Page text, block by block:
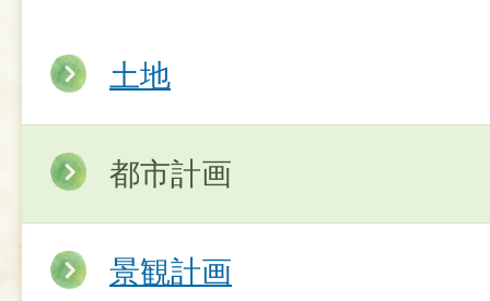
土地
都市計画
景観計画